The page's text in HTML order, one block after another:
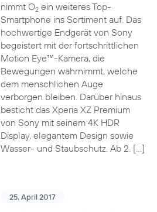
nimmt O2ein weiteres Top-
Smartphone ins Sortiment auf. Das
hochwertige Endgerät von Sony
begeistert mit der fortschrittlichen
Motion Eye™-Kamera, die
Bewegungen wahrnimmt, welche
dem menschlichen Auge
verborgen bleiben. Darüber hinaus
besticht das Xperia XZ Premium
von Sony mit seinem 4K HDR
Display, elegantem Design sowie
Wasser- und Staubschutz. Ab 2. […]
25. April 2017